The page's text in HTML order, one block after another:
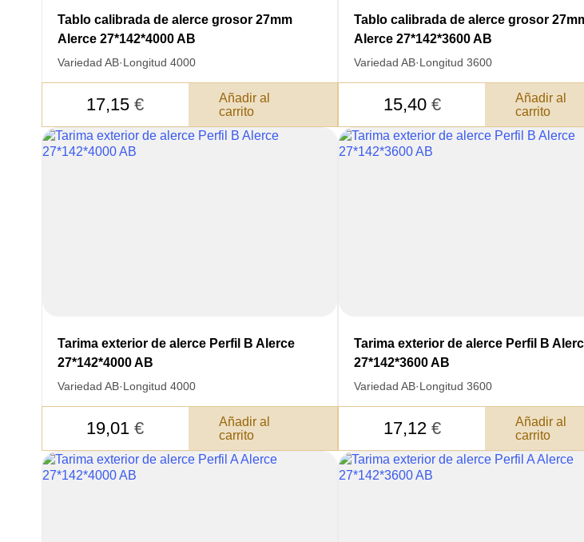
Tablo calibrada de alerce grosor 27mm
Alerce 27*142*4000 AB
Variedad AB·Longitud 4000
17,15€
Añadir al
carrito
Tablo calibrada de alerce grosor
Alerce 27*142*3600 AB
Variedad AB·Longitud 3600
15,40 €
Añadir al
carrito
Tarima exterior de alerce Perfil B Alerce
27*142*4000 AB
Variedad AB·Longitud 4000
19,01€
Añadir al
carrito
Tarima exterior de alerce Perfil B
27*142*3600 AB
Variedad AB·Longitud 3600
17,12 €
Añadir al
carrito
COMUNICACIONES A PEDIDO